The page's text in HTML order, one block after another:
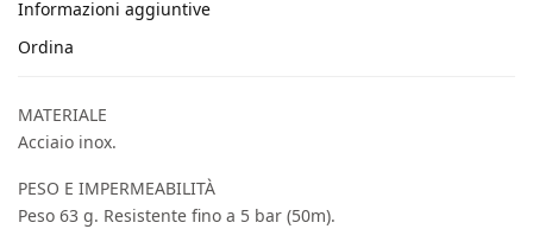
Informazioni aggiuntive
Ordina
MATERIALE
Acciaio inox.
PESO E IMPERMEABILITÀ
Peso 63 g. Resistente fino a 5 bar (50m).